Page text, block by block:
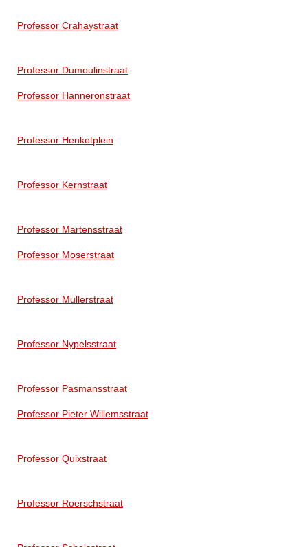
Professor Crahaystraat
Professor Dumoulinstraat
Professor Hanneronstraat
Professor Henketplein
Professor Kernstraat
Professor Martensstraat
Professor Moserstraat
Professor Mullerstraat
Professor Nypelsstraat
Professor Pasmansstraat
Professor Pieter Willemsstraat
Professor Quixstraat
Professor Roerschstraat